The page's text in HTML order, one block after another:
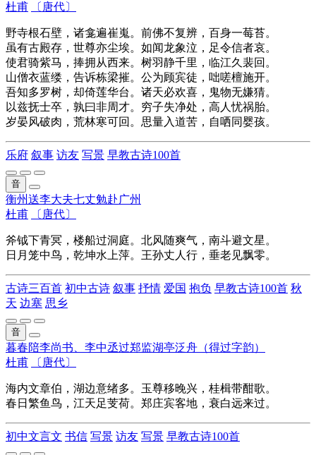
杜甫
〔唐代〕
野寺根石壁，诸龛遍崔嵬。前佛不复辨，百身一莓苔。
虽有古殿存，世尊亦尘埃。如闻龙象泣，足令信者哀。
使君骑紫马，捧拥从西来。树羽静千里，临江久裴回。
山僧衣蓝缕，告诉栋梁摧。公为顾宾徒，咄嗟檀施开。
吾知多罗树，却倚莲华台。诸天必欢喜，鬼物无嫌猜。
以兹抚士卒，孰曰非周才。穷子失净处，高人忧祸胎。
岁晏风破肉，荒林寒可回。思量入道苦，自哂同婴孩。
乐府 叙事 访友 写景 早教古诗100首
音
衡州送李大夫七丈勉赴广州
杜甫
〔唐代〕
斧钺下青冥，楼船过洞庭。北风随爽气，南斗避文星。
日月笼中鸟，乾坤水上萍。王孙丈人行，垂老见飘零。
古诗三百首 初中古诗 叙事 抒情 爱国 抱负 早教古诗100首 秋
天 边塞 思乡
音
暮春陪李尚书、李中丞过郑监湖亭泛舟（得过字韵）
杜甫
〔唐代〕
海内文章伯，湖边意绪多。玉尊移晚兴，桂楫带酣歌。
春日繁鱼鸟，江天足芰荷。郑庄宾客地，衰白远来过。
初中文言文 书信 写景 访友 写景 早教古诗100首